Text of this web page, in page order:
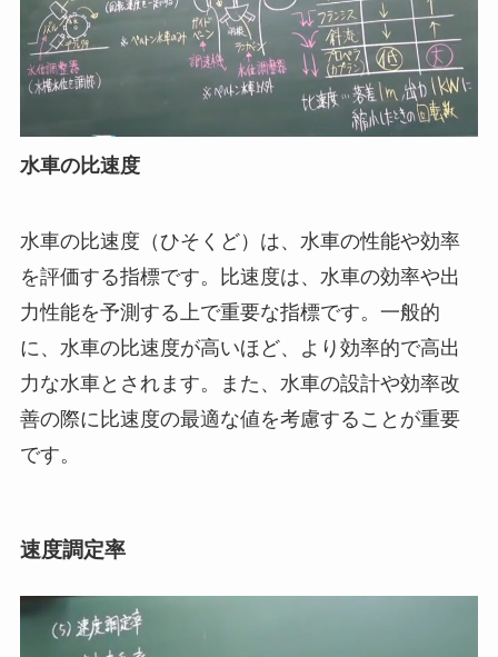
水車の比速度
水車の比速度（ひそくど）は、水車の性能や効率
を評価する指標です。比速度は、水車の効率や出
力性能を予測する上で重要な指標です。一般的
に、水車の比速度が高いほど、より効率的で高出
力な水車とされます。また、水車の設計や効率改
善の際に比速度の最適な値を考慮することが重要
です。
速度調定率